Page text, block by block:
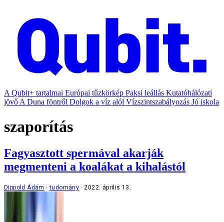
A Qubit+ tartalmai Európai tűzkörkép Paksi leállás Kutatóhálózati
jövő A Duna föntről Dolgok a víz alól Vízszintszabályozás Jó iskola
szaporítás
Fagyasztott spermával akarják
megmenteni a koalákat a kihalástól
Dippold Ádám tudomány 2022. április 13.